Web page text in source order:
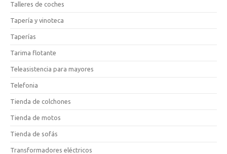
Talleres de coches
Tapería y vinoteca
Taperías
Tarima flotante
Teleasistencia para mayores
Telefonia
Tienda de colchones
Tienda de motos
Tienda de sofás
Transformadores eléctricos